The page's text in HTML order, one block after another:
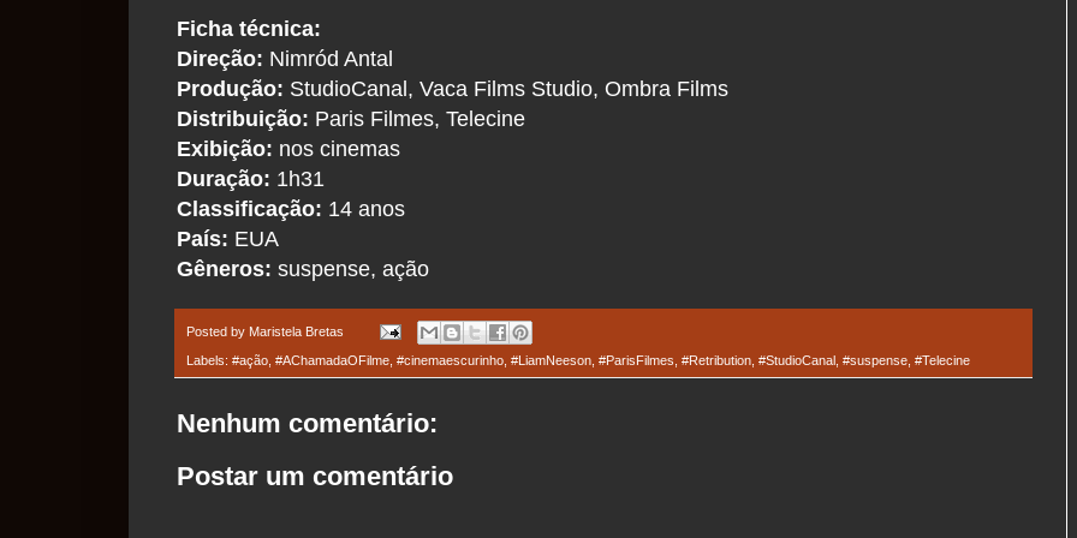
Ficha técnica:
Direção: Nimród Antal
Produção: StudioCanal, Vaca Films Studio, Ombra Films
Distribuição: Paris Filmes, Telecine
Exibição: nos cinemas
Duração: 1h31
Classificação: 14 anos
País: EUA
Gêneros: suspense, ação
Posted by Maristela Bretas
Labels: #ação #AChamadaOFilme #cinemaescurinho #LiamNeeson #ParisFilmes #Retribution #StudioCanal #suspense #Telecine
Nenhum comentário:
Postar um comentário